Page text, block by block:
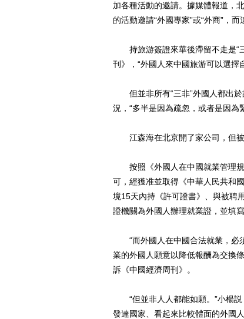
加各種活動的邀請。據媒體報道，
的活動邀請“外國專家”或“外商”，
持旅游簽證來華後滯留不走是“
刊》，“外國人來中國旅游可以選
但並非所有“三非”外國人都出於
況，“多半是因為疏忽，或者是因為
江森海在北京開了家公司，但被
按照《外國人在中國就業管理規
可，經獲准並取得《中華人民共和
境15天內持《許可證書》、與被聘
證機關為外國人辦理就業證，並填
“而外國人在中國合法就業，必
業的外國人願意以降低報酬為交換
訴《中國經濟周刊》。
“但並非人人都能如願。”小楊説
發達國家、看起來比較體面的外國